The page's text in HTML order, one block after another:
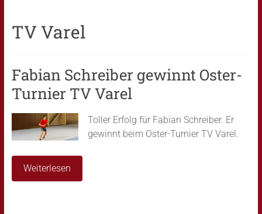
TV Varel
Fabian Schreiber gewinnt Oster-
Turnier TV Varel
Toller Erfolg für Fabian Schreiber. Er
gewinnt beim Oster-Turnier TV Varel.
Weiterlesen